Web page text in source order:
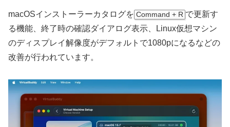
macOSインストーラーカタログを Command + R で更新す
る機能、終了時の確認ダイアログ表示、Linux仮想マシン
のディスプレイ解像度がデフォルトで1080pになるなどの
改善が行われています。